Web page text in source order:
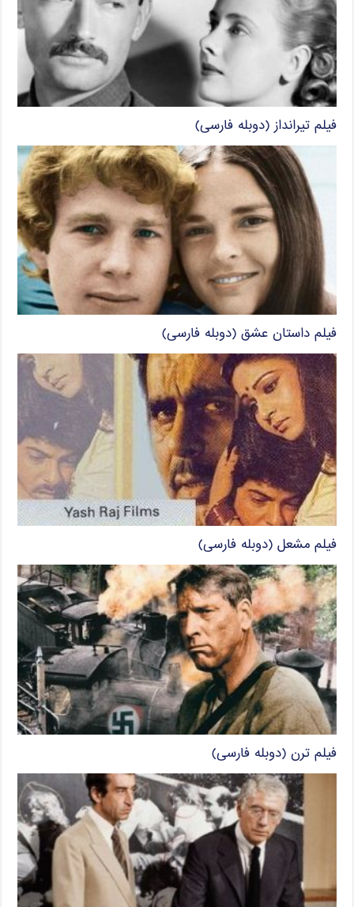
فیلم تیرانداز (دوبله فارسی)
فیلم داستان عشق (دوبله فارسی)
فیلم مشعل (دوبله فارسی)
فیلم ترن (دوبله فارسی)